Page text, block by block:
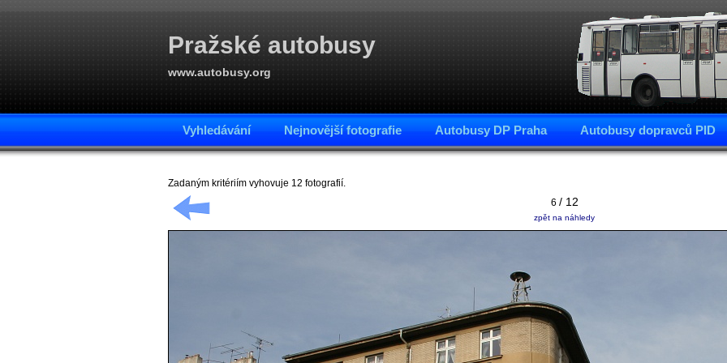
Pražské autobusy
www.autobusy.org
Vyhledávání Nejnovější fotografie Autobusy DP Praha Autobusy dopravců PID
Zadaným kritériím vyhovuje 12 fotografií.
6 / 12
zpět na náhledy